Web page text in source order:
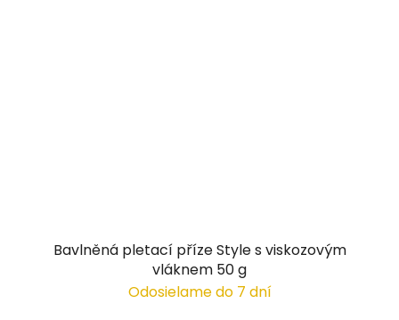
Bavlněná pletací příze Style s viskozovým
vláknem 50 g
Odosielame do 7 dní